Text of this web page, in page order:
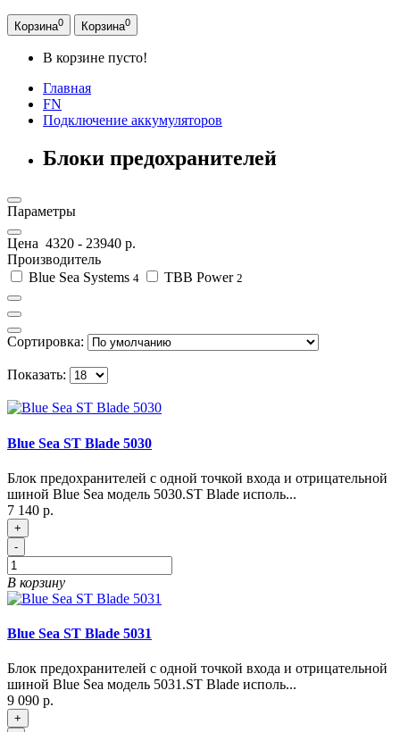
Корзина0 Корзина0
В корзине пусто!
Главная
FN
Подключение аккумуляторов
Блоки предохранителей
Параметры
Цена 4320 - 23940 р.
Производитель
Blue Sea Systems 4 TBB Power 2
Сортировка:
Показать:
Blue Sea ST Blade 5030
Блок предохранителей с одной точкой входа и отрицательной
шиной Blue Sea модель 5030.ST Blade исполь...
7 140 р.
+
-
В корзину
Blue Sea ST Blade 5031
Блок предохранителей с одной точкой входа и отрицательной
шиной Blue Sea модель 5031.ST Blade исполь...
9 090 р.
+